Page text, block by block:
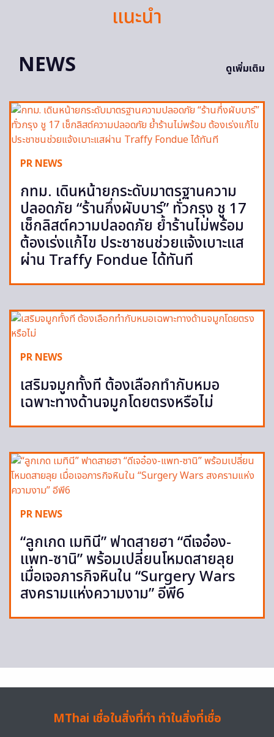
แนะนำ
NEWS
ดูเพิ่มเติม
PR NEWS
กทม. เดินหน้ายกระดับมาตรฐานความ
ปลอดภัย “ร้านกึ่งผับบาร์” ทั่วกรุง ชู 17
เช็กลิสต์ความปลอดภัย ย้ำร้านไม่พร้อม
ต้องเร่งแก้ไข ประชาชนช่วยแจ้งเบาะแส
ผ่าน Traffy Fondue ได้ทันที
PR NEWS
เสริมจมูกทั้งที ต้องเลือกทำกับหมอ
เฉพาะทางด้านจมูกโดยตรงหรือไม่
PR NEWS
“ลูกเกด เมทินี” ฟาดสายฮา “ดีเจอ๋อง-
แพท-ซานิ” พร้อมเปลี่ยนโหมดสายลุย
เมื่อเจอภารกิจหินใน “Surgery Wars
สงครามแห่งความงาม” อีพี6
MThai เชื่อในสิ่งที่ทำ ทำในสิ่งที่เชื่อ